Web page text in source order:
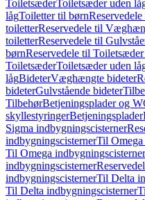
ToiletsæderToiletsæder uden
lågToiletter til børn
toiletterReservedele til
toiletterReservedele til
børnReservedele til
ToiletsæderToiletsæder uden
lågBideterVæghængte bideter
bideterGulvstående bideter
TilbehørBetjeningsplader og
skyllestyringerBetjeningsplader
Sigma indbygningscisterner
indbygningscisternerTil
Til Omega indbygningscisterner
indbygningscisterner
indbygningscisternerTil Delta
Til Delta indbygningscisterner